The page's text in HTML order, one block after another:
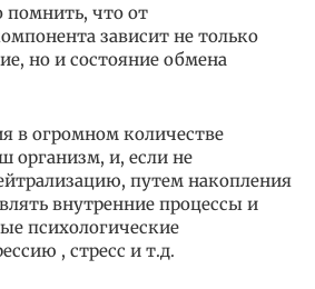
что от
зависит не только
но и состояние обмена
в огромном количестве
организм, и, если не
путем накопления
внутренние процессы и
психологические
, стресс и т.д.